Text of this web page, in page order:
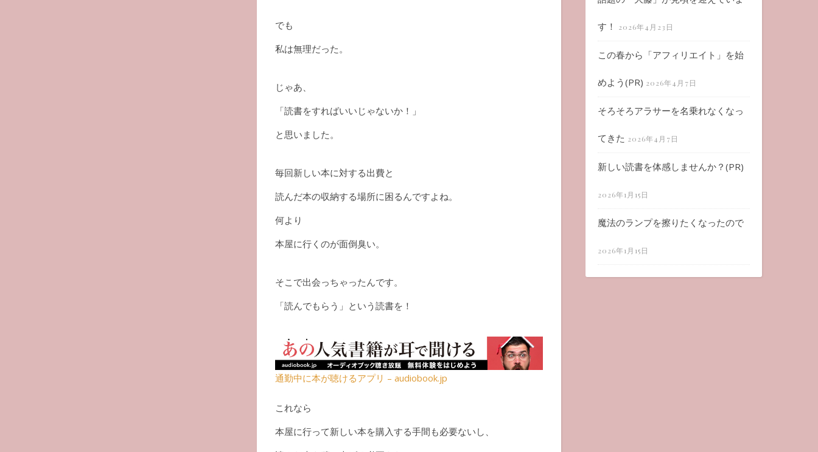
でも
私は無理だった。
じゃあ、
「読書をすればいいじゃないか！」
と思いました。
毎回新しい本に対する出費と
読んだ本の収納する場所に困るんですよね。
何より
本屋に行くのが面倒臭い。
そこで出会っちゃったんです。
「読んでもらう」という読書を！
通勤中に本が聴けるアプリ – audiobook.jp
これなら
本屋に行って新しい本を購入する手間も必要ないし、
す！ 2026年4月23日
この春から「アフィリエイト」を始
めよう(PR) 2026年4月7日
そろそろアラサーを名乗れなくなっ
てきた 2026年4月7日
新しい読書を体感しませんか？(PR)
2026年1月15日
魔法のランプを擦りたくなったので
2026年1月15日